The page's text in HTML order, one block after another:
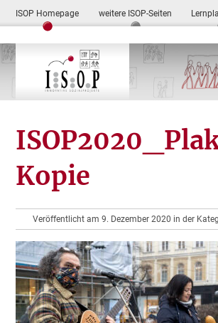
ISOP Homepage weitere ISOP-Seiten
Kopie
Veröffentlicht am 9. Dezember 2020 in der